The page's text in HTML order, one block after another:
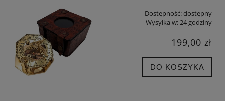
Dostępność:dostępny
Wysyłka w:24 godziny
199,00 zł
DO KOSZYKA